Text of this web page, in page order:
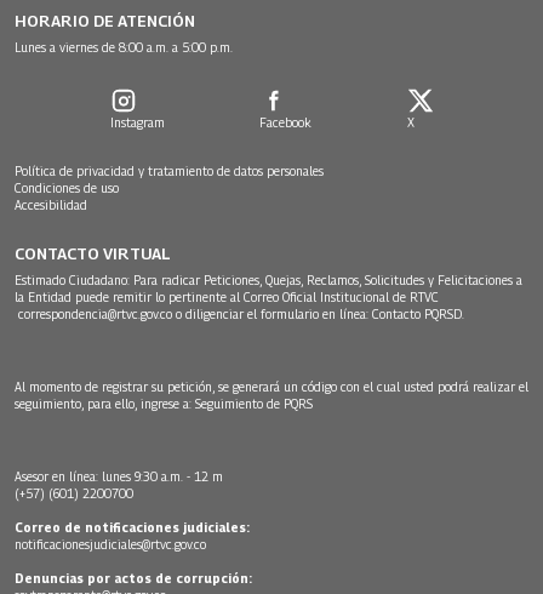
HORARIO DE ATENCIÓN
Lunes a viernes de 8:00 a.m. a 5:00 p.m.
Instagram Facebook X
Política de privacidad y tratamiento de datos personales
Condiciones de uso
Accesibilidad
CONTACTO VIRTUAL
Estimado Ciudadano: Para radicar Peticiones, Quejas, Reclamos, Solicitudes y Felicitaciones a
la Entidad puede remitir lo pertinente al Correo Oficial Institucional de RTVC
correspondencia@rtvc.gov.co o diligenciar el formulario en línea: Contacto PQRSD.
Al momento de registrar su petición, se generará un código con el cual usted podrá realizar el
seguimiento, para ello, ingrese a: Seguimiento de PQRS
Asesor en línea: lunes 9:30 a.m. - 12 m
(+57) (601) 2200700
Correo de notificaciones judiciales:
notificacionesjudiciales@rtvc.gov.co
Denuncias por actos de corrupción: